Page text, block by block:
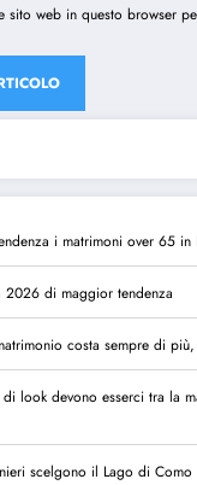
sito web in questo browser
i matrimoni over 65 in
2026 di maggior tendenza
costa sempre di
look devono esserci tra la
scelgono il Lago di